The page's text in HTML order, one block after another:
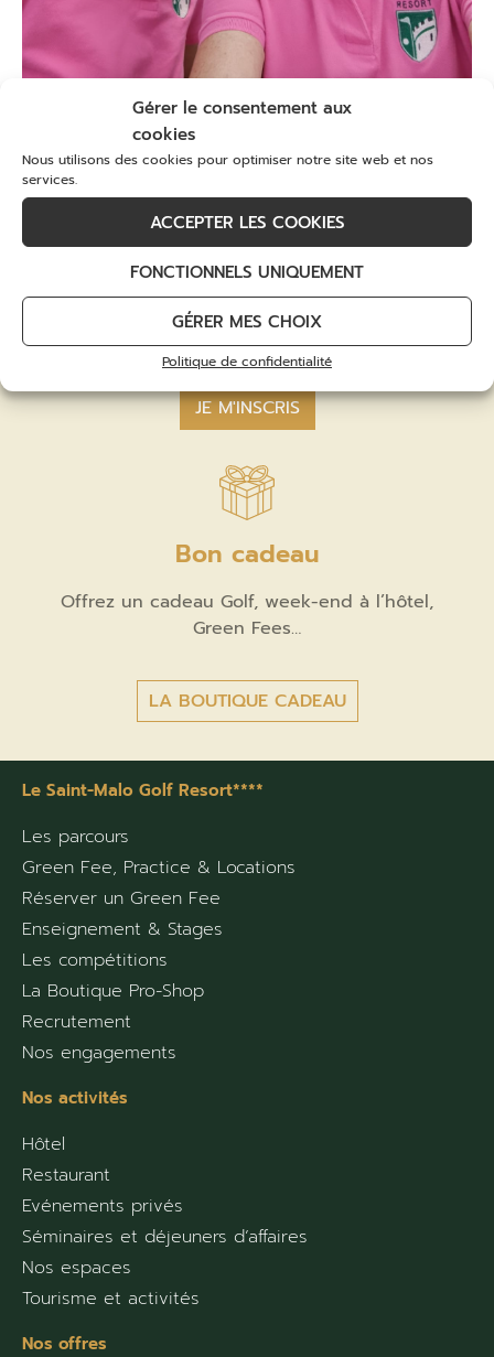
Gérer le consentement aux
cookies
Nous utilisons des cookies pour optimiser notre site web et nos
services.
ACCEPTER LES COOKIES
FONCTIONNELS UNIQUEMENT
GÉRER MES CHOIX
Politique de confidentialité
Recevez nos offres et actualités
Email
*
Bon cadeau
Offrez un cadeau Golf, week-end à l’hôtel,
Green Fees…
LA BOUTIQUE CADEAU
Le Saint-Malo Golf Resort****
Les parcours
Green Fee, Practice & Locations
Réserver un Green Fee
Enseignement & Stages
Les compétitions
La Boutique Pro-Shop
Recrutement
Nos engagements
Nos activités
Hôtel
Restaurant
Evénements privés
Séminaires et déjeuners d’affaires
Nos espaces
Tourisme et activités
Nos offres